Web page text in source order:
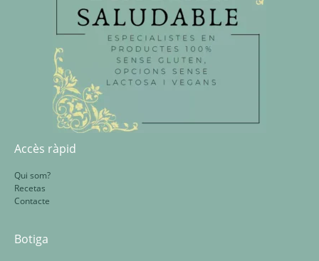
Accès ràpid
Qui som?
Recetas
Contacte
Botiga